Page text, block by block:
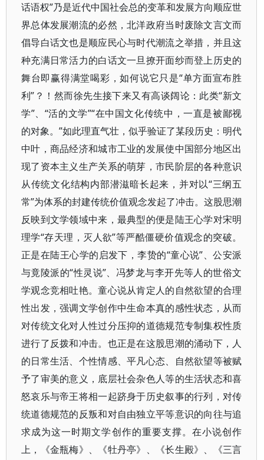
话语权”乃是近代中国社会总的变革和发展方向顺应世
界总体发展潮流的必然，北洋政府当时废除文言文而
倡导白话文也是顺应民心与时代潮流之举措，并且这
种充满日常活力的白话文一旦撩开面纱而登上历史的
舞台即赢得满堂喝彩，如何说它只是“单方面宣布胜
利”？！然而徐先生接下来又有高谈阔论：此类“新文
学”、“活的文学”“在中国文化传统中，一直是被鄙视
的对象。”如此理直气壮，似乎验证了某段历史：明代
中叶，商品经济和城市工业的发展使中国部分地区出
现了资本主义生产关系的萌芽，市民阶层的各种意识
从传统文化结构内部潜滋暗长起来，并对以“三纲五
常”为体系的封建传统价值观念发起了冲击。这股思潮
反映到文学领域中来，最典型的便是陆王心学对宋明
理学“存天理，灭人欲”等严酷僵硬价值观念的突破。
正是在陆王心学的启发下，李贽的“童心说”、公安派
与竟陵派的“性灵说”、冯梦龙与李开先等人的世俗文
学观念竞相吐艳。童心说从肯定人的自然欲望的合理
性出发，强调文学创作中生命本真的感性状态，从而
对传统文化对人性过分压抑的道德规范专制集权性质
进行了反拨和冲击。也正是在这股思潮的涌动下，人
的日常生活、个性情感、平凡心态、自然欲望等被赋
予了审美的意义，底层社会杂色人等的生活状态和喜
怒哀乐与帝王将相一起跻身于历史叙事的行列，对传
统道德规范的反叛和对自由独立平等意识的向往与追
求成为这一时期文学创作的重要支撑。在小说创作
上，《金瓶梅》、《牡丹亭》、《长生殿》、《三言